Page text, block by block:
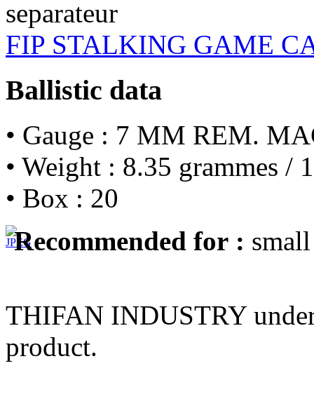
FIP STALKING GAME
Ballistic data
• Gauge : 7 MM REM.
• Weight : 8.35 grammes /
• Box : 20
Recommended for :
THIFAN INDUSTRY
product.